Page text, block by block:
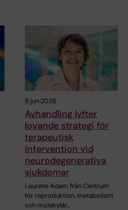
8 jun 2026
Avhandling lyfter
lovande strategi för
terapeutisk
intervention vid
neurodegenerativa
sjukdomar
Laurène Adam från Centrum
för reproduktion, metabolism
och molekylär…